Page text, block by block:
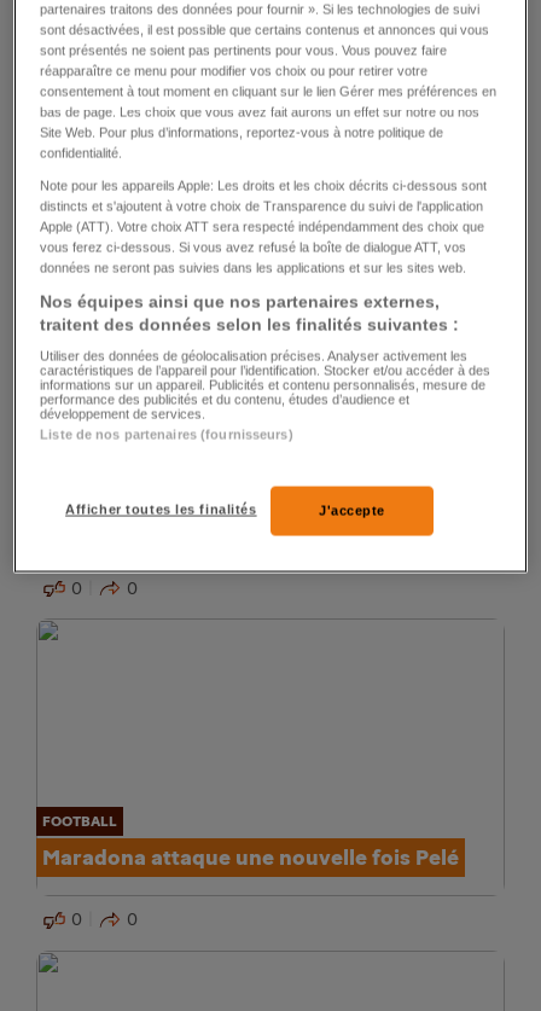
LITIGE
110 millions et on n'en parle plus
0 0
Lourde défaite de FR Gottéron face à Berne
0 0
FOOTBALL
Maradona attaque une nouvelle fois Pelé
0 0
partenaires traitons des données pour fournir ». Si les technologies de suivi
sont désactivées, il est possible que certains contenus et annonces qui vous
sont présentés ne soient pas pertinents pour vous. Vous pouvez faire
réapparaître ce menu pour modifier vos choix ou pour retirer votre
consentement à tout moment en cliquant sur le lien Gérer mes préférences en
bas de page. Les choix que vous avez fait aurons un effet sur notre ou nos
Site Web. Pour plus d’informations, reportez-vous à notre politique de
confidentialité.
Note pour les appareils Apple: Les droits et les choix décrits ci-dessous sont
distincts et s'ajoutent à votre choix de Transparence du suivi de l'application
Apple (ATT). Votre choix ATT sera respecté indépendamment des choix que
vous ferez ci-dessous. Si vous avez refusé la boîte de dialogue ATT, vos
données ne seront pas suivies dans les applications et sur les sites web.
Nos équipes ainsi que nos partenaires externes,
traitent des données selon les finalités suivantes :
Utiliser des données de géolocalisation précises. Analyser activement les
caractéristiques de l’appareil pour l’identification. Stocker et/ou accéder à des
informations sur un appareil. Publicités et contenu personnalisés, mesure de
performance des publicités et du contenu, études d’audience et
développement de services.
Liste de nos partenaires (fournisseurs)
Afficher toutes les finalités J'accepte